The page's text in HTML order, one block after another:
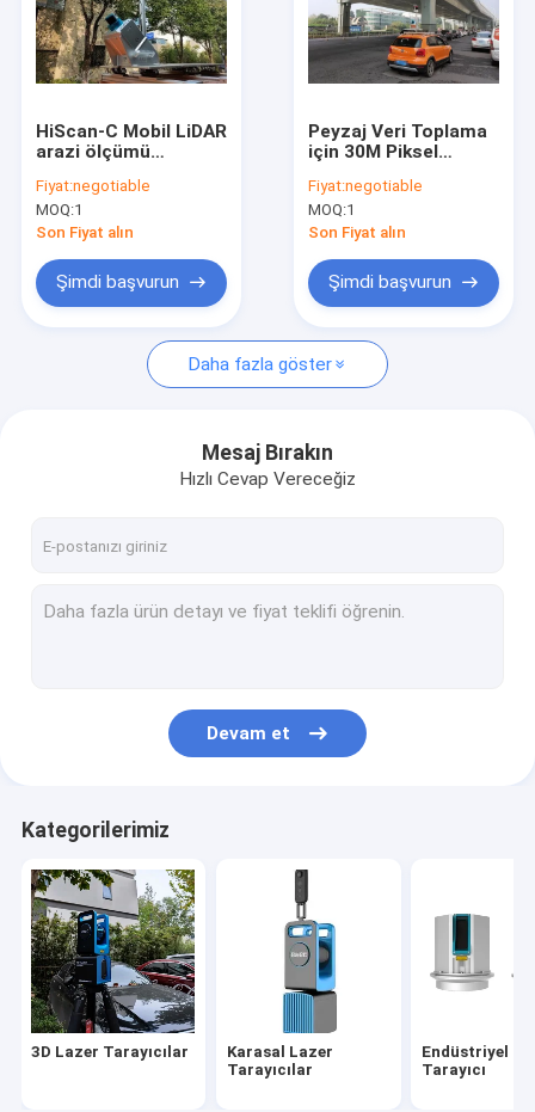
Hakkımızda
Fabrika turu
Haberler
Teklif isteği
3D Lazer Tarayıcılar
Endüstriyel Lazer Tarayıcı
Havadan LiDAR Sistemi
Mobil LiDAR Sistemi
3D LİDAR SLAM
Çok Rotorlu İHA
VTOL Sabit Kanatlı İHA
Kayıt Sistemi
HiScan-C Mobil LiDAR
arazi ölçümü
Deformasyon İzleme
Sistemi
Fiyat:negotiable
MOQ:1
Son Fiyat alın
Şimdi başvurun
Peyzaj Veri Toplama
için 30M Piksel
Mobil Haritalama
Sistemi
Fiyat:negotiable
MOQ:1
Son Fiyat alın
Şimdi başvurun
Daha fazla göster
Mesaj Bırakın
Hızlı Cevap Vereceğiz
Devam et
Kategorilerimiz
3D Lazer Tarayıcılar
Karasal Lazer
Tarayıcılar
Endüstriyel
Tarayıcı